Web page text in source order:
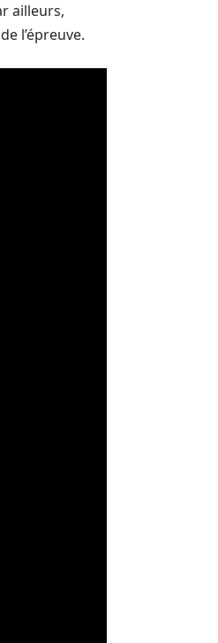
ailleurs,
l’épreuve.